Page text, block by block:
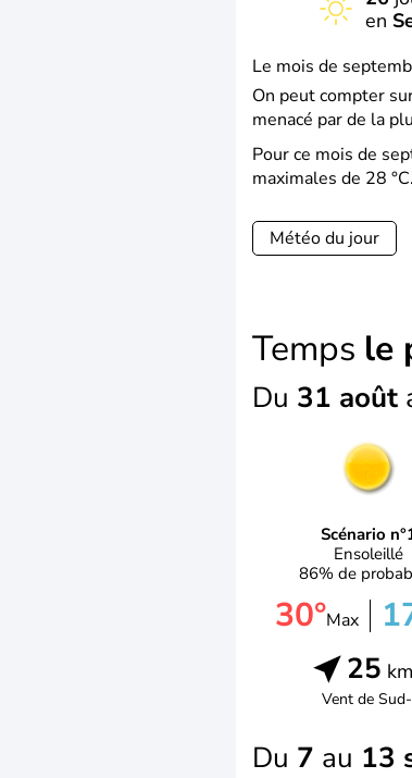
en
Le mois de
On peut compter
menacé par de la
Pour ce mois de
maximales de 28 °C.
Météo du jour
Temps le
Du 31 août
Scénario
Ensoleillé
86% de
30°Max
25
Vent de
Du 7 au 13